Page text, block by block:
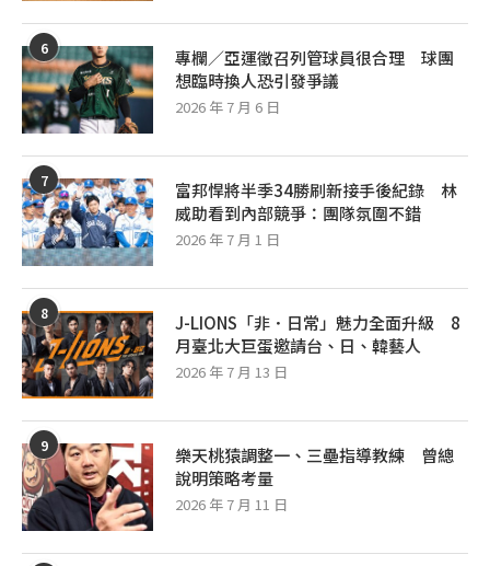
6
專欄／亞運徵召列管球員很合理 球團
想臨時換人恐引發爭議
2026 年 7 月 6 日
7
富邦悍將半季34勝刷新接手後紀錄 林
威助看到內部競爭：團隊氛圍不錯
2026 年 7 月 1 日
8
J-LIONS「非．日常」魅力全面升級 8
月臺北大巨蛋邀請台、日、韓藝人
2026 年 7 月 13 日
9
樂天桃猿調整一、三壘指導教練 曾總
說明策略考量
2026 年 7 月 11 日